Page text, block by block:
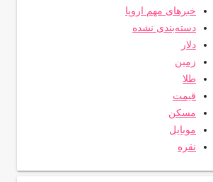
خبرهای مهم اروپا
دسته‌بندی نشده
دلار
زمین
طلا
قیمت
مسکن
موبایل
نقره